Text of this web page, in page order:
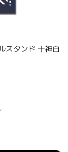
スタンド 十神白